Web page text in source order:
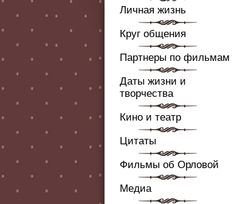
Личная жизнь
Круг общения
Партнеры по фильмам
Даты жизни и
творчества
Кино и театр
Цитаты
Фильмы об Орловой
Медиа